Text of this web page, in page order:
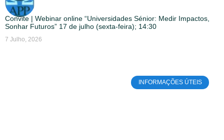
Convite | Webinar online “Universidades Sénior: Medir Impactos,
Sonhar Futuros” 17 de julho (sexta-feira); 14:30
7 Julho, 2026
INFORMAÇÕES ÚTEIS